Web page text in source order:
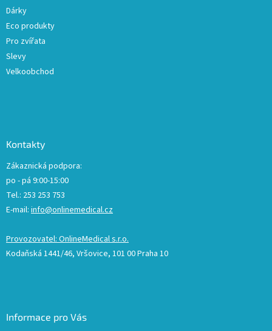
Dárky
Eco produkty
Pro zvířata
Slevy
Velkoobchod
Kontakty
Zákaznická podpora:
po - pá 9:00-15:00
Tel.: 253 253 753
E-mail: info@onlinemedical.cz
Provozovatel: OnlineMedical s.r.o.
Kodaňská 1441/46, Vršovice, 101 00 Praha 10
Informace pro Vás